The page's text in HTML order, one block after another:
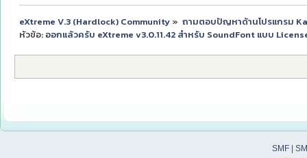
eXtreme V.3 (Hardlock) Community» ถามตอบปัญหาด้านโปรแกรม
หัวข้อ: ออกแล้วครับ eXtreme v3.0.11.42 สำหรับ SoundFont แบบ
SMF|